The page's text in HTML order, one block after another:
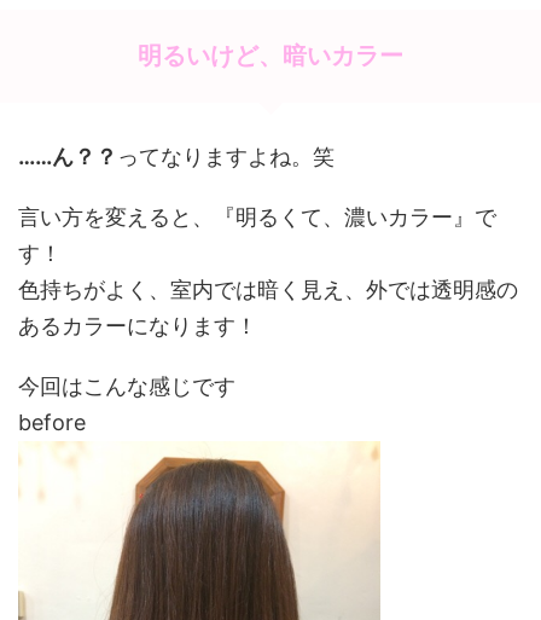
明るいけど、暗いカラー
……ん？？ ってなりますよね。笑
言い方を変えると、『明るくて、濃いカラー』で
す！
色持ちがよく、室内では暗く見え、外では透明感の
あるカラーになります！
今回はこんな感じです
before